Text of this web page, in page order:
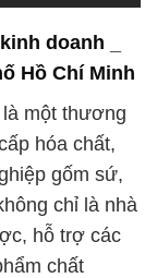
doanh _
Hồ Chí Minh
một thương
hóa chất,
gốm sứ,
chỉ là nhà
hỗ trợ các
chất